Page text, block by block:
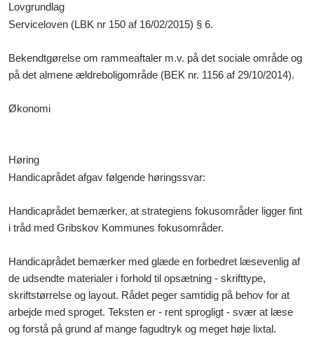
Lovgrundlag
Serviceloven (LBK nr 150 af 16/02/2015) § 6.
Bekendtgørelse om rammeaftaler m.v. på det sociale område og
på det almene ældreboligområde (BEK nr. 1156 af 29/10/2014).
Økonomi
Høring
Handicaprådet afgav følgende høringssvar:
Handicaprådet bemærker, at strategiens fokusområder ligger fint
i tråd med Gribskov Kommunes fokusområder.
Handicaprådet bemærker med glæde en forbedret læsevenlig af
de udsendte materialer i forhold til opsætning - skrifttype,
skriftstørrelse og layout. Rådet peger samtidig på behov for at
arbejde med sproget. Teksten er - rent sprogligt - svær at læse
og forstå på grund af mange fagudtryk og meget høje lixtal.